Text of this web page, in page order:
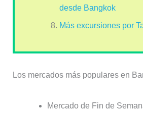
desde Bangkok
Más excursiones por
Los mercados más populares en
Mercado de Fin de